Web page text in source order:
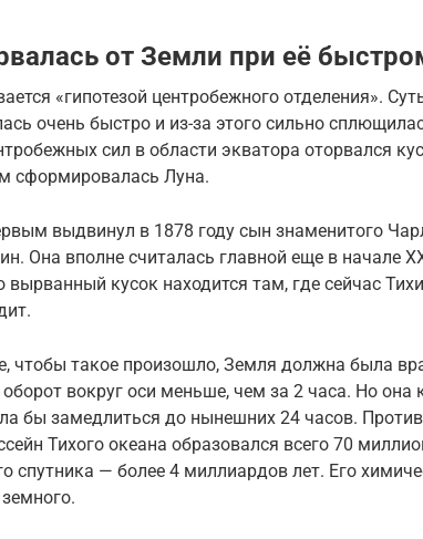
от Земли при её
«гипотезой центробежного отделения».
очень быстро и из-за этого сильно
сил в области экватора оторвался
сформировалась Луна.
выдвинул в 1878 году сын знаменитого
Она вполне считалась главной еще в начале
вырванный кусок находится там, где сейчас
чтобы такое произошло, Земля должна была
вокруг оси меньше, чем за 2 часа. Но она
бы замедлиться до нынешних 24 часов. Против
Тихого океана образовался всего 70
спутника — более 4 миллиардов лет. Его